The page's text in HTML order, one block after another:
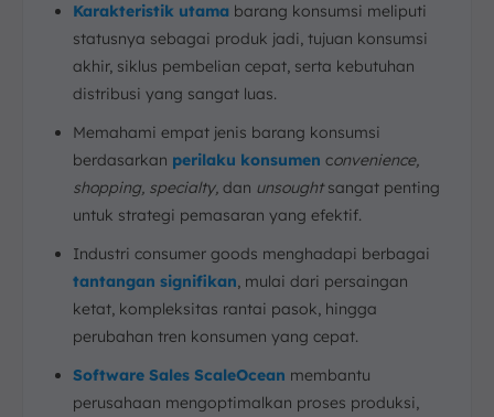
Karakteristik utama barang konsumsi meliputi
statusnya sebagai produk jadi, tujuan konsumsi
akhir, siklus pembelian cepat, serta kebutuhan
distribusi yang sangat luas.
Memahami empat jenis barang konsumsi
berdasarkan perilaku konsumen convenience,
shopping, specialty, dan unsoughtsangat penting
untuk strategi pemasaran yang efektif.
Industri consumer goods menghadapi berbagai
tantangan signifikan, mulai dari persaingan
ketat, kompleksitas rantai pasok, hingga
perubahan tren konsumen yang cepat.
Software Sales ScaleOcean membantu
perusahaan mengoptimalkan proses produksi,